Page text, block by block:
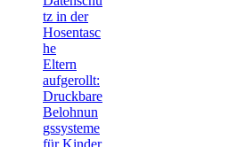
tz in der
Hosentasc
he
Eltern
aufgerollt:
Druckbare
Belohnun
gssysteme
für Kinder